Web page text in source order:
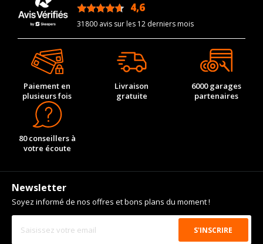
4,6
31800 avis sur les 12 derniers mois
Paiement en
plusieurs fois
Livraison
gratuite
6000 garages
partenaires
80 conseillers à
votre écoute
Newsletter
Soyez informé de nos offres et bons plans du moment !